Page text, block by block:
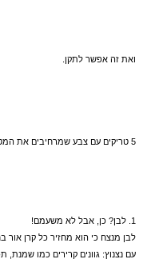
ואת זה אפשר לתקן.
5 טריקים עם צבע שמרחיבים את המטבח שלך
1. לבן? כן, אבל לא משעמם!
עם נצנוץ: גוונים קרירים כמו